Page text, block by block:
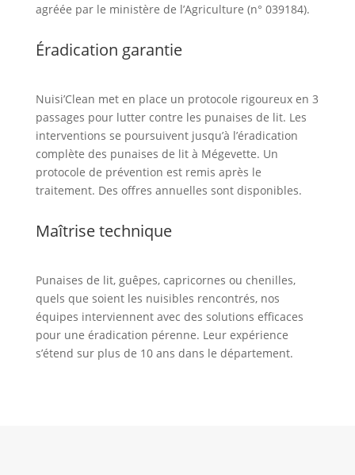
agréée par le ministère de l’Agriculture (n° 039184).
Éradication garantie
Nuisi’Clean met en place un protocole rigoureux en 3
passages pour lutter contre les punaises de lit. Les
interventions se poursuivent jusqu’à l’éradication
complète des punaises de lit à Mégevette. Un
protocole de prévention est remis après le
traitement. Des offres annuelles sont disponibles.
Maîtrise technique
Punaises de lit, guêpes, capricornes ou chenilles,
quels que soient les nuisibles rencontrés, nos
équipes interviennent avec des solutions efficaces
pour une éradication pérenne. Leur expérience
s’étend sur plus de 10 ans dans le département.